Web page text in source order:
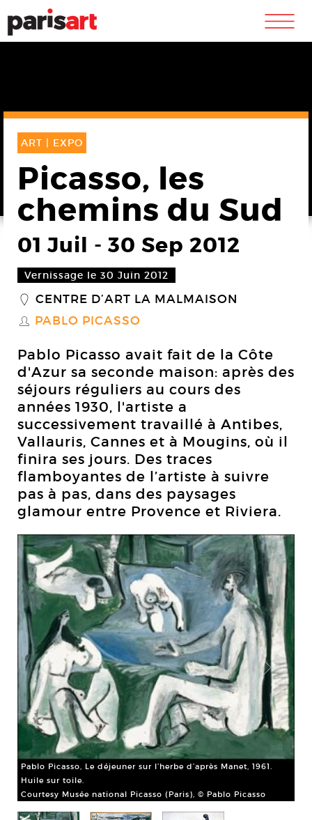
m
ART | EXPO
Picasso, les
chemins du Sud
01 Juil - 30 Sep 2012
Vernissage le 30 Juin 2012
_ CENTRE D’ART LA MALMAISON
S PABLO PICASSO
Pablo Picasso avait fait de la Côte
d'Azur sa seconde maison: après des
séjours réguliers au cours des
années 1930, l'artiste a
successivement travaillé à Antibes,
Vallauris, Cannes et à Mougins, où il
finira ses jours. Des traces
flamboyantes de l’artiste à suivre
pas à pas, dans des paysages
glamour entre Provence et Riviera.
Pablo Picasso, Le déjeuner sur l’herbe d’après Manet, 1961.
Huile sur toile.
Courtesy Musée national Picasso (Paris), © Pablo Picasso